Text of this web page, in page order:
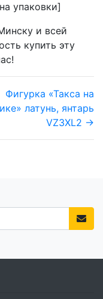
упаковки]
и всей
купить эту
Фигурка «Такса на
латунь, янтарь
VZ3XL2 →